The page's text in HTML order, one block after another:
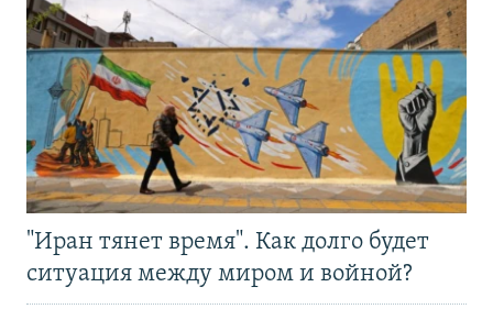
"Иран тянет время". Как долго будет
ситуация между миром и войной?